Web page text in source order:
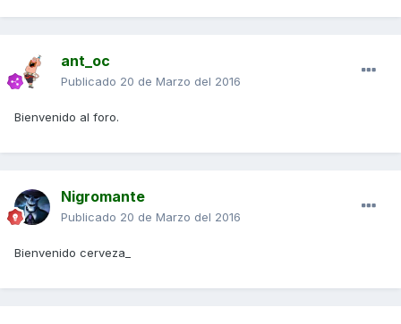
ant_oc
Publicado 20 de Marzo del 2016
Bienvenido al foro.
Nigromante
Publicado 20 de Marzo del 2016
Bienvenido cerveza_